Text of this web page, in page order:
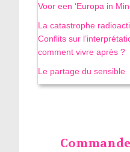
Voor een ‘Europa in
La catastrophe
Conflits sur
comment vivre après ?
Le partage du sensible